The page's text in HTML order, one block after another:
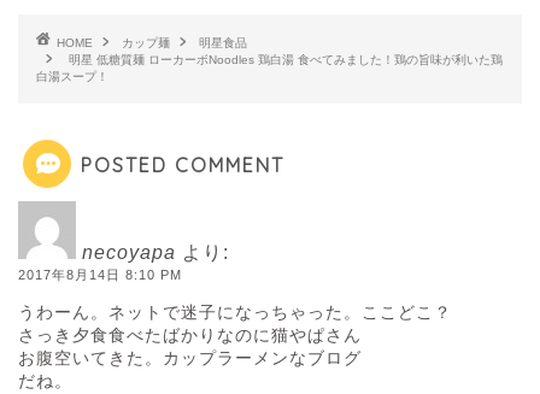
HOME カップ麺
明星食品
明星 低糖質麺 ローカーボNoodles 鶏白湯 食べてみました！鶏の旨味が利いた鶏
白湯スープ！
POSTED COMMENT
necoyapa より:
2017年8月14日 8:10 PM
うわーん。ネットで迷子になっちゃった。ここどこ？
さっき夕食食べたばかりなのに猫やぱさん
お腹空いてきた。カップラーメンなブログ
だね。